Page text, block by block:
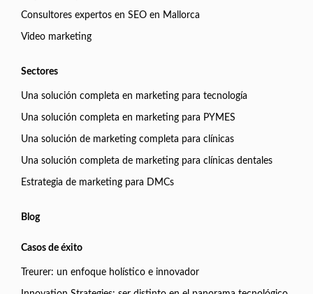
Consultores expertos en SEO en Mallorca
Video marketing
Sectores
Una solución completa en marketing para tecnología
Una solución completa en marketing para PYMES
Una solución de marketing completa para clínicas
Una solución completa de marketing para clínicas dentales
Estrategia de marketing para DMCs
Blog
Casos de éxito
Treurer: un enfoque holístico e innovador